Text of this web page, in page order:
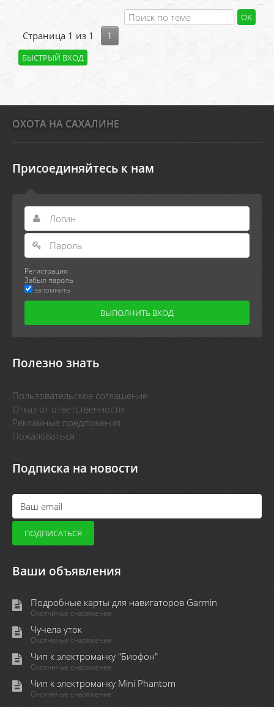
Страница 1 из 1 1
ОХОТА НА САХАЛИНЕ
Присоединяйтесь к нам
Регистрация
Забыл пароль
запомнить
Полезно знать
Пользовательское соглашение
Отказ от ответственности
Рекламные предложения
Пожаловаться
Подписка на новости
Ваши объявления
Подробные карты для навигаторов Garmin
Охотничье снаряжение
Чучела уток
Охотничье снаряжение
Чип к электроманку "Биофон"
Охотничье снаряжение
Чип к электроманку Mini Phantom
Охотничье снаряжение